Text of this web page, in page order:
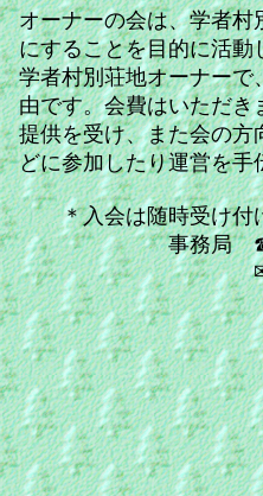
オーナーの会は、学者村
にすることを目的に活動
学者村別荘地オーナーで
由です。会費はいただき
提供を受け、また会の方
どに参加したり運営を手
＊入会は随時受け付け
事務局
✉